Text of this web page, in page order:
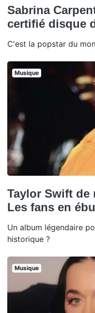
Sabrina
certifié disque
C'est la popstar du
Musique
Taylor Swift de
Les fans en
Un album légendaire
historique ?
Musique